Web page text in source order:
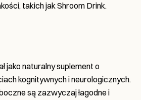
takich jak Shroom Drink.
jako naturalny suplement o
kognitywnych i neurologicznych.
są zazwyczaj łagodne i